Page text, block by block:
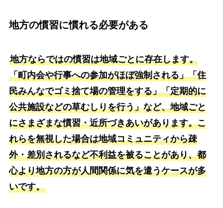
地方の慣習に慣れる必要がある
地方ならではの慣習は地域ごとに存在します。
「町内会や行事への参加がほぼ強制される」「住
民みんなでゴミ捨て場の管理をする」「定期的に
公共施設などの草むしりを行う」など、地域ごと
にさまざまな慣習・近所づきあいがあります。こ
れらを無視した場合は地域コミュニティから疎
外・差別されるなど不利益を被ることがあり、都
心より地方の方が人間関係に気を遣うケースが多
いです。